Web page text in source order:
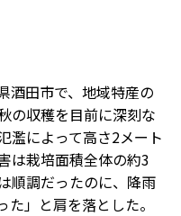
酒田市で、地域特産の
の収穫を目前に深刻な
濫によって高さ2メート
は栽培面積全体の約3
順調だったのに、降雨
」と肩を落とした。